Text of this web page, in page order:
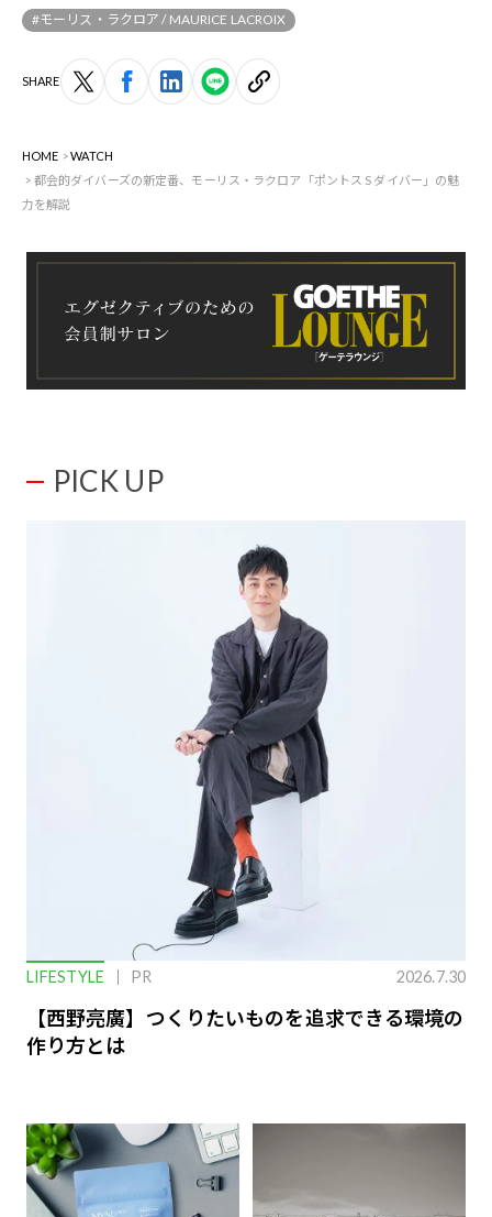
#モーリス・ラクロア / MAURICE LACROIX
SHARE
HOME
WATCH
都会的ダイバーズの新定番、モーリス・ラクロア「ポントス S ダイバー」の魅
力を解説
PICK UP
LIFESTYLE PR 2026.7.30
【西野亮廣】つくりたいものを追求できる環境の
作り方とは